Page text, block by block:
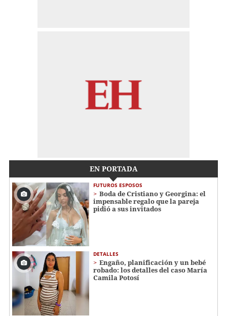
EN PORTADA
FUTUROS ESPOSOS
Boda de Cristiano y Georgina: el
impensable regalo que la pareja
pidió a sus invitados
DETALLES
Engaño, planificación y un bebé
robado: los detalles del caso María
Camila Potosí